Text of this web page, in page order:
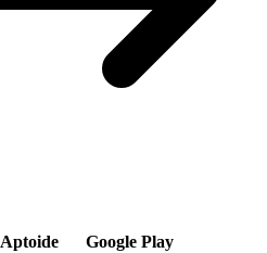
Aptoide
Google Play